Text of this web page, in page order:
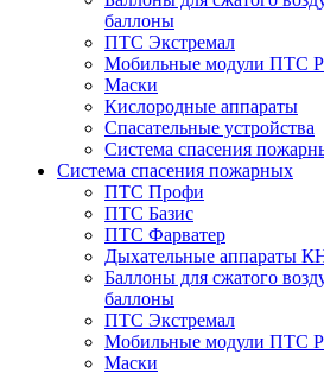
баллоны
ПТС Экстремал
Мобильные модули ПТС
Маски
Кислородные аппараты
Спасательные устройства
Система спасения
Система спасения пожарных
ПТС Профи
ПТС Базис
ПТС Фарватер
Дыхательные аппараты
Баллоны для сжатого
баллоны
ПТС Экстремал
Мобильные модули ПТС
Маски